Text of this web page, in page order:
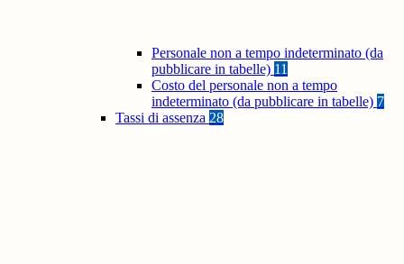
Personale non a tempo indeterminato (da
pubblicare in tabelle) 11
Costo del personale non a tempo
indeterminato (da pubblicare in tabelle) 7
Tassi di assenza 28